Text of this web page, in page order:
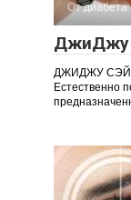
От диабета
ДжиДжу
ДЖИДЖУ
Естественно